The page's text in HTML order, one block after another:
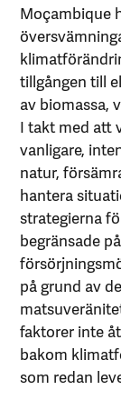
Moçambique
tillgången till
av biomassa,
I takt med att
vanligare,
natur,
hantera
strategierna
begränsade
på grund av
faktorer inte
bakom
som redan